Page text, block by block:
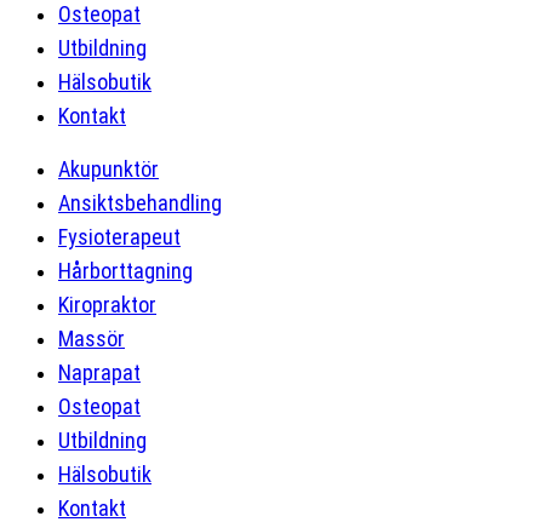
Osteopat
Utbildning
Hälsobutik
Kontakt
Akupunktör
Ansiktsbehandling
Fysioterapeut
Hårborttagning
Kiropraktor
Massör
Naprapat
Osteopat
Utbildning
Hälsobutik
Kontakt